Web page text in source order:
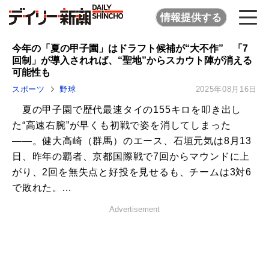
情報提供する
今年の「夏の甲子園」はドラフト候補が“大不作” 「7
回制」が導入されれば、“聖地”からスカウト陣が消える
可能性も
スポーツ 野球 2025年08月16日
夏の甲子園で歴代最速タイの155キロを叩き出し
た“高速右腕”が早くも初戦で姿を消してしまった
――。健大高崎（群馬）のエース、石垣元気は8月13
日、昨年の覇者、京都国際戦で7回からマウンドに上
がり、2回を無失点と好投を見せるも、チームは3対6
で敗れた。...
Advertisement